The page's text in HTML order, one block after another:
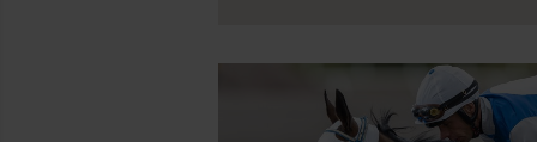
den svenska galoppsporten.